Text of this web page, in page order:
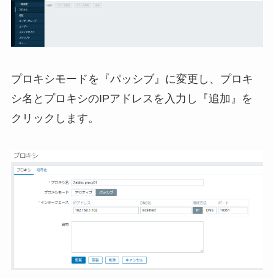
プロキシモードを『パッシブ』に変更し、プロキ
シ名とプロキシのIPアドレスを入力し『追加』を
クリックします。